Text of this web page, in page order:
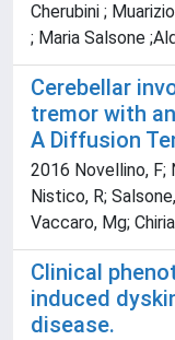
Cherubini ;
; Maria Salsone
Cerebellar
tremor with
A Diffusion
2016 Novellino, F;
Nistico, R;
Vaccaro, Mg;
Clinical
induced
disease.